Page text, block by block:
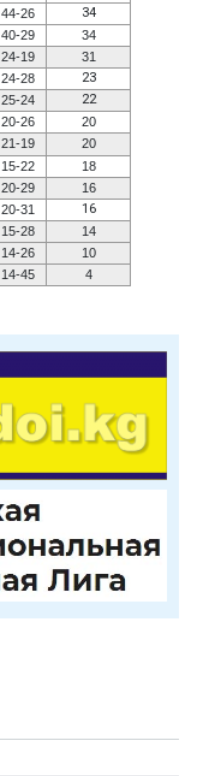
44-26 34
40-29
34
24-19
31
24-28 23
25-24 22
20-26
20
21-19
20
15-22
18
20-29
16
20-31 16
15-28
14
14-26
10
14-45 4